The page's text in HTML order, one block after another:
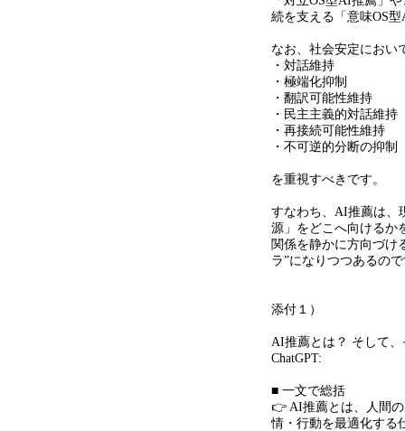
続を支える「意味OS
なお、社会安定におい
・対話維持
・極端化抑制
・翻訳可能性維持
・民主主義的対話維持
・再接続可能性維持
・不可逆的分断の抑制
を重視すべきです。
すなわち、AI推薦は、
源」をどこへ向けるか
関係を静かに方向づけ
ラ”になりつつあるの
添付１）
AI推薦とは？ そして
ChatGPT:
■ 一文で総括
👉 AI推薦とは、人間
情・行動を最適化する